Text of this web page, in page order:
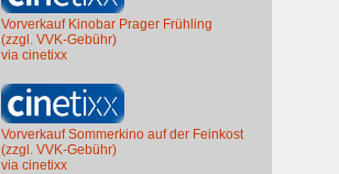
Vorverkauf Kinobar Prager Frühling
(zzgl. VVK-Gebühr)
via cinetixx
Vorverkauf Sommerkino auf der Feinkost
(zzgl. VVK-Gebühr)
via cinetixx